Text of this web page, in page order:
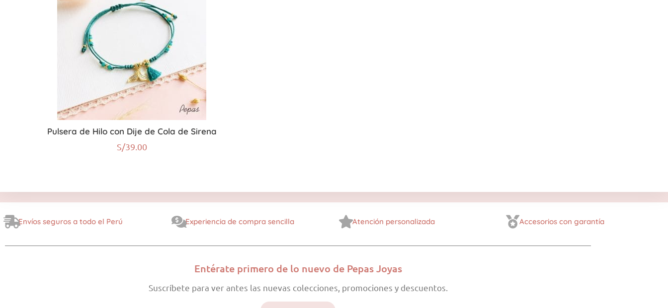
Pulsera de Hilo con Dije de Cola de Sirena
S/39.00
Envíos seguros a todo el Perú Experiencia de compra sencilla Atención personalizada Accesorios con garantía
Entérate primero de lo nuevo de Pepas Joyas
Suscríbete para ver antes las nuevas colecciones, promociones y descuentos.